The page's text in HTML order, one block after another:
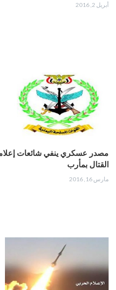
أبريل 2, 2016
مصدر عسكري ينفي شائعات
القتال بمأرب
مارس 16, 2016